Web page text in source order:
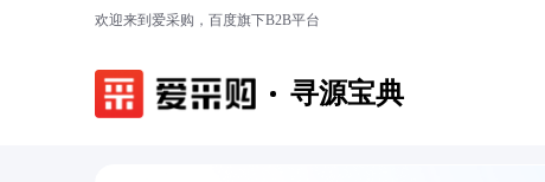
欢迎来到爱采购，百度旗下B2B平台
寻源宝典